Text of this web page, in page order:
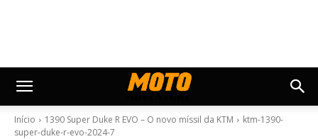
Início 1390 Super Duke R EVO – O novo míssil da KTM
ktm-1390-
super-duke-r-evo-2024-7